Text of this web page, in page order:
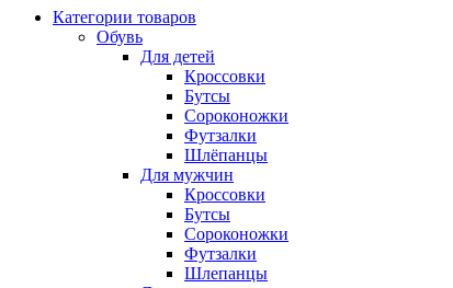
Категории товаров
Обувь
Для детей
Кроссовки
Бутсы
Сороконожки
Футзалки
Шлёпанцы
Для мужчин
Кроссовки
Бутсы
Сороконожки
Футзалки
Шлепанцы